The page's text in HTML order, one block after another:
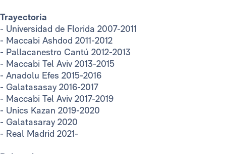
Trayectoria
- Universidad de Florida 2007-2011
- Maccabi Ashdod 2011-2012
- Pallacanestro Cantú 2012-2013
- Maccabi Tel Aviv 2013-2015
- Anadolu Efes 2015-2016
- Galatasasay 2016-2017
- Maccabi Tel Aviv 2017-2019
- Unics Kazan 2019-2020
- Galatasaray 2020
- Real Madrid 2021-